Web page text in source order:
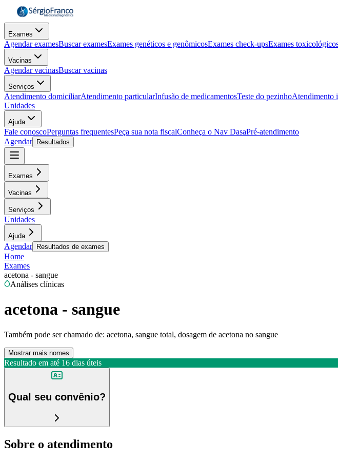
Exames
Agendar examesBuscar examesExames genéticos e genômicosExames check-upsExames
Vacinas
Agendar vacinasBuscar vacinas
Serviços
Atendimento domiciliarAtendimento particularInfusão de medicamentosTeste do pezinhoAtendimento
Unidades
Ajuda
Fale conoscoPerguntas frequentesPeça sua nota fiscalConheça o Nav DasaPré-atendimento
Agendar
Resultados
Exames
Vacinas
Serviços
Unidades
Ajuda
Agendar Resultados de exames
Home
Exames
acetona - sangue
Análises clínicas
acetona - sangue
Também pode ser chamado de: acetona, sangue total, dosagem de acetona no sangue
Mostrar mais nomes
Resultado em até 16 dias úteis
Qual seu convênio?
Sobre o atendimento